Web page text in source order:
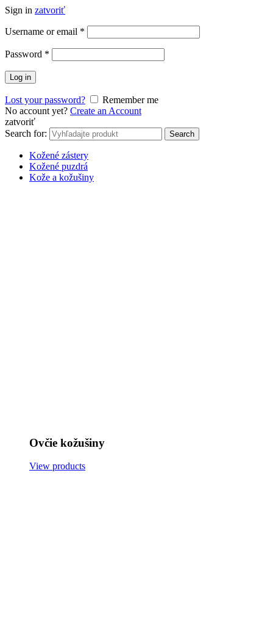
Sign in zatvoriť
Username or email *
Password *
Log in
Lost your password?
Remember me
No account yet? Create an Account
zatvoriť
Search for:
Search
Kožené zástery
Kožené puzdrá
Kože a kožušiny
Ovčie kožušiny
View products